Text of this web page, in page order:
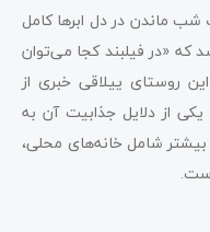
ماندن در دل ابرها کامل
که «در فیلبند کجا می‌توان
روستای ییلاقی خبری از
از دلایل جذابیت آن به
شامل خانه‌های محلی،